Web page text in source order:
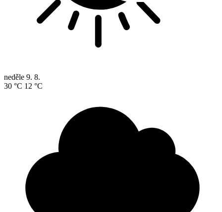
neděle 9. 8.
30 °C 12 °C